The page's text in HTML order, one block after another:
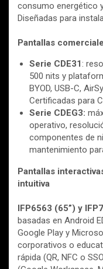
consumo energético
Diseñadas para
Pantallas
Serie CDE31:
500 nits y
BYOD, USB-C,
Certificadas para
Serie CDEG3:
operativo,
componentes de
mantenimiento
Pantallas
intuitiva
IFP6563 (65”) y
basadas en Android
Google Play y
corporativos o
rápida (QR, NFC o